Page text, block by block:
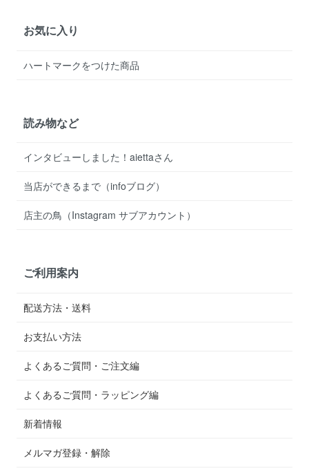
お気に入り
ハートマークをつけた商品
読み物など
インタビューしました！aiettaさん
当店ができるまで（infoブログ）
店主の鳥（Instagram サブアカウント）
ご利用案内
配送方法・送料
お支払い方法
よくあるご質問・ご注文編
よくあるご質問・ラッピング編
新着情報
メルマガ登録・解除